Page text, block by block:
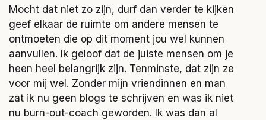
Mocht dat niet zo zijn, durf dan verder te kijken
geef elkaar de ruimte om andere mensen te
ontmoeten die op dit moment jou wel kunnen
aanvullen. Ik geloof dat de juiste mensen om je
heen heel belangrijk zijn. Tenminste, dat zijn ze
voor mij wel. Zonder mijn vriendinnen en man
zat ik nu geen blogs te schrijven en was ik niet
nu burn-out-coach geworden. Ik was dan al